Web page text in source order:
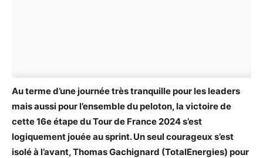
Au terme d’une journée très tranquille pour les leaders
mais aussi pour l’ensemble du peloton, la victoire de
cette 16e étape du Tour de France 2024 s’est
logiquement jouée au sprint. Un seul courageux s’est
isolé à l’avant, Thomas Gachignard (TotalEnergies) pour